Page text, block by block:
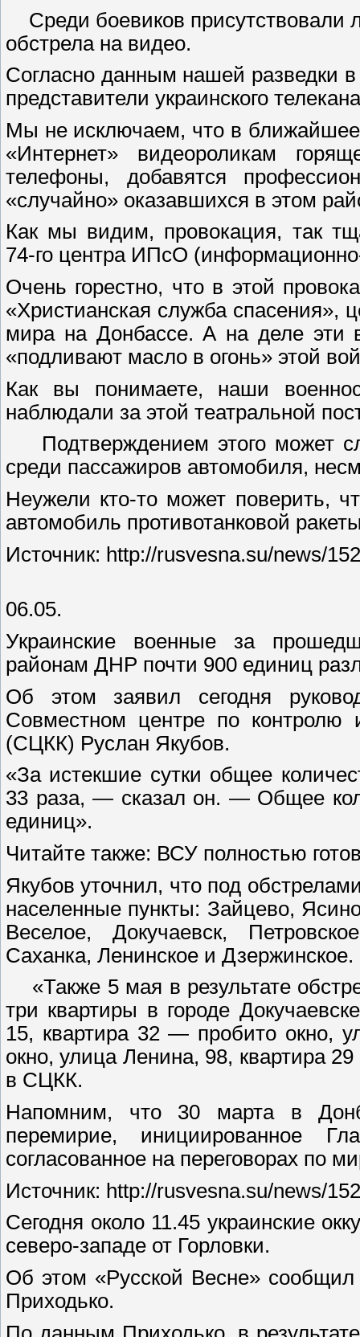
Среди боевиков присутствовали
обстрела на видео.
Согласно данным нашей разведки
представители украинского
Мы не исключаем, что в ближайшее
«Интернет» видеороликам
телефоны, добавятся
«случайно» оказавшихся в этом
Как мы видим, провокация, так
74-го центра ИПсО
Очень горестно, что в этой
«Христианская служба спасения»,
мира на Донбассе. А на деле эти
«подливают масло в огонь» этой
Как вы понимаете, наши
наблюдали за этой театральной
Подтверждением этого может
среди пассажиров автомобиля,
Неужели кто-то может поверить,
автомобиль противотанковой
Источник: http://rusvesna.su/news/
06.05.
Украинские военные за
районам ДНР почти 900 единиц
Об этом заявил сегодня
Совместном центре по контролю
(СЦКК) Руслан Якубов.
«За истекшие сутки общее
33 раза, — сказал он. — Общее
единиц».
Читайте также: ВСУ полностью
Якубов уточнил, что под
населенные пункты: Зайцево,
Веселое, Докучаевск,
Саханка, Ленинское и Дзержинское.
«Также 5 мая в результате
три квартиры в городе
15, квартира 32 — пробито окно,
окно, улица Ленина, 98, квартира
в СЦКК.
Напомним, что 30 марта в
перемирие, инициированное
согласованное на переговорах по
Источник: http://rusvesna.su/news/
Сегодня около 11.45 украинские
северо-западе от Горловки.
Об этом «Русской Весне»
Приходько.